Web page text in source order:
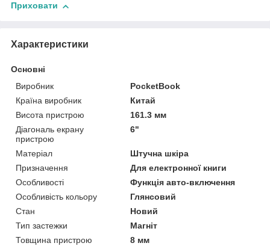
Приховати
Характеристики
Основні
Виробник
PocketBook
Країна виробник
Китай
Висота пристрою
161.3 мм
Діагональ екрану
пристрою
6"
Матеріал
Штучна шкіра
Призначення
Для електронної книги
Особливості
Функція авто-включення
Особливість кольору
Глянсовий
Стан
Новий
Тип застежки
Магніт
Товщина пристрою
8 мм